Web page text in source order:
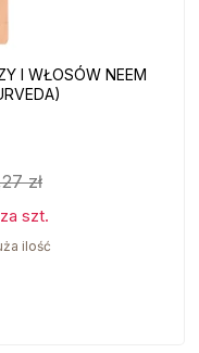
I WŁOSÓW NEEM
zł
szt.
ilość